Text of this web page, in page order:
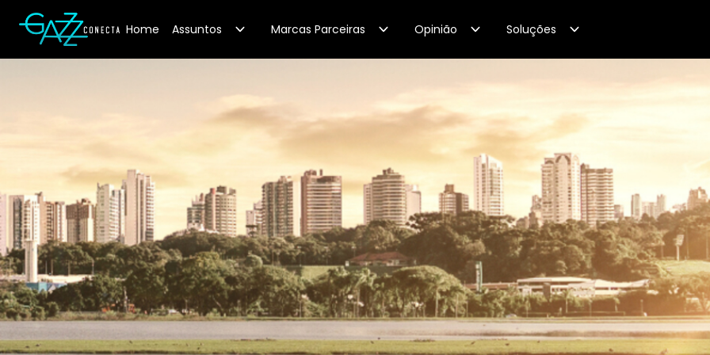
Your Company Home Assuntos Marcas Parceiras Opinião Soluções